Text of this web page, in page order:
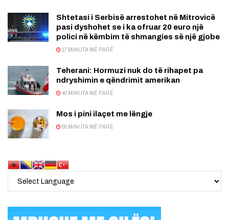
Shtetasi i Serbisë arrestohet në Mitrovicë
pasi dyshohet se i ka ofruar 20 euro një
polici në këmbim të shmangies së një gjobe
17 MINUTA MË PARË
Teherani: Hormuzi nuk do të rihapet pa
ndryshimin e qëndrimit amerikan
40 MINUTA MË PARË
Mos i pini ilaçet me lëngje
55 MINUTA MË PARË